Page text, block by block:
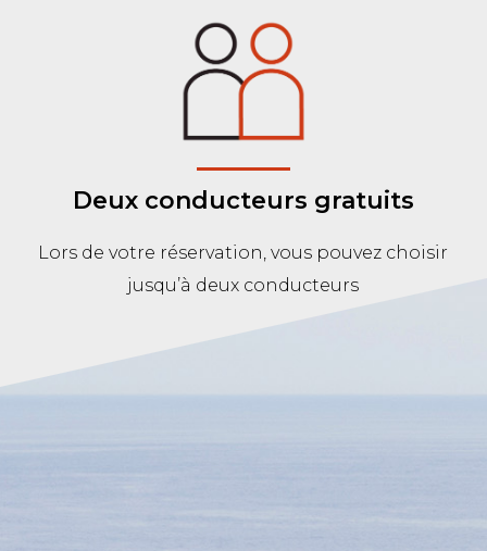
Deux conducteurs gratuits
Lors de votre réservation, vous pouvez choisir
jusqu’à deux conducteurs